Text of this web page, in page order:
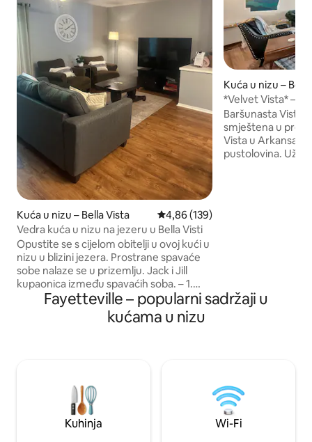
Kuća u nizu – Bella Vista Prosječna ocjena: 4,86/5,
4,86 (139)
Vedra kuća u nizu na jezeru u Bella Visti
Opustite se s cijelom obitelji u ovoj kući u
nizu u blizini jezera. Prostrane spavaće
sobe nalaze se u prizemlju. Jack i Jill
kupaonica između spavaćih soba. – 1.
spavaća soba: bračni krevet (širine 180 –
200 cm) s televizorom. – 2. spavaća
soba: bračni krevet (širine 150 – 179 cm) s
kafić -puna kuhinja – velika stražnja
terasa s pogledom na prekrasno
šumovito područje. - TV ravnog ekrana u
dnevnom boravku -brodarske igre
Kuća u nizu –
*Velvet Vista* –
Arkansasa
Baršunasta Vista
smještena u
Vista u Arkansasu
pustolovina.
Rezervirajte
otmjenom
Fayetteville – popularni sadržaji u
kućama u nizu
Kuhinja Wi-Fi